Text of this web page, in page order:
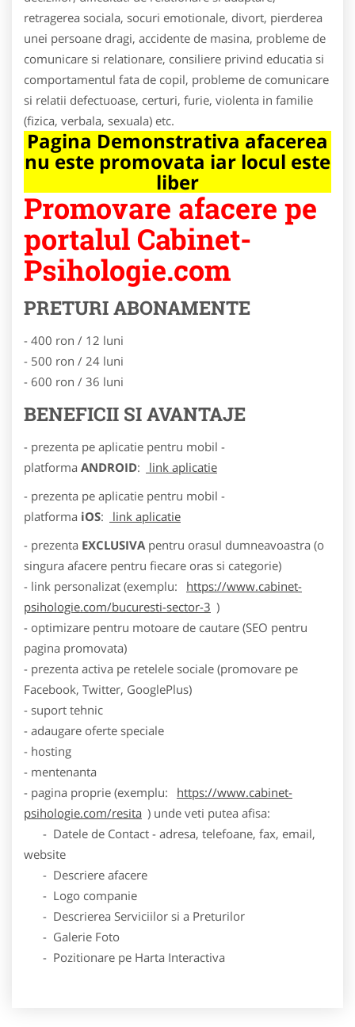
retragerea sociala, socuri emotionale, divort, pierderea
unei persoane dragi, accidente de masina, probleme de
comunicare si relationare, consiliere privind educatia si
comportamentul fata de copil, probleme de comunicare
si relatii defectuoase, certuri, furie, violenta in familie
(fizica, verbala, sexuala) etc.
Pagina Demonstrativa afacerea
nu este promovata iar locul este
liber
Promovare afacere pe
portalul Cabinet-
Psihologie.com
PRETURI ABONAMENTE
- 400 ron / 12 luni
- 500 ron / 24 luni
- 600 ron / 36 luni
BENEFICII SI AVANTAJE
- prezenta pe aplicatie pentru mobil -
platforma ANDROID:
link aplicatie
- prezenta pe aplicatie pentru mobil -
platforma iOS:
link aplicatie
- prezenta EXCLUSIVA pentru orasul dumneavoastra (o
singura afacere pentru fiecare oras si categorie)
- link personalizat (exemplu:
https://www.cabinet-
psihologie.com/bucuresti-sector-3 )
- optimizare pentru motoare de cautare (SEO pentru
pagina promovata)
- prezenta activa pe retelele sociale (promovare pe
Facebook, Twitter, GooglePlus)
- suport tehnic
- adaugare oferte speciale
- hosting
- mentenanta
- pagina proprie (exemplu:
https://www.cabinet-
psihologie.com/resita ) unde veti putea afisa:
- Datele de Contact - adresa, telefoane, fax, email,
website
- Descriere afacere
- Logo companie
- Descrierea Serviciilor si a Preturilor
- Galerie Foto
- Pozitionare pe Harta Interactiva